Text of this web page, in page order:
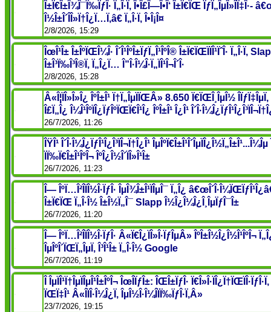
Î±Ï€Î±Î¾Î¯Ï‰ÏƒÎ· Ï„Î·Ï‚ Î•Î£Î—Î•Î‘ Î±Ï€ÏŒ ÏƒÏ„ÎµÎ»Î­Ï‡Î·-
Î½Î±Î´Î­Î»Ï†Î¿Ï…Ï‚â€ Ï„Î·Ï‚ Î•Î¡Î¤
2/8/2026, 15:29
ÎœÎ¹Î± Î±ÎºÏŒÎ¼Î· Î´Î¹ÎºÎ±ÏƒÏ„Î¹ÎºÎ® Î±Ï€ÏŒÏÏÎ¹ÏˆÎ· Ï„Î·Ï‚
Î±Î³Ï‰Î³Î®Ï‚ Ï„Î¿Ï… Î”Î·Î¼Î·Ï„ÏÎ¹Î¬Î´Î·
2/8/2026, 15:28
Â«Î¦ÏÎ»Î»Î¿ ÎºÎ±Î¹ Ï†Ï„ÎµÏÏŒÂ» 8.650 Ï€ÏŒÎ¸ÎµÎ½
Î£Ï„Î¿ Î¼Î¹ÎºÏÎ¿ÏƒÎºÏŒÏ€Î¹Î¿ ÎºÎ±Î¹ Î¿Î¹
26/7/2026, 11:26
ÎŸÎ¹ Î´Î·Î¼Î¿ÏƒÎ¹Î¿Î³ÏÎ¬Ï†Î¿Î¹
ÏÏ‰Ï€Î±Î¹ÎºÎ¬ ÎºÎ¿Î½Î´ÏÎ»Î¹Î±
26/7/2026, 11:23
Î— ÎºÏ…Î²Î­ÏÎ½Î·ÏƒÎ· ÎµÎ¾Î±Î¹ÏÎµÎ¯ Ï„Î¿
Î±Ï€ÏŒ Ï„Î·Î½ Î±Î½Ï„Î¯ Slapp Î½Î¿Î¼Î¿Î¸ÎµÏƒÎ¯Î±
26/7/2026, 11:20
Î— ÎºÏ…Î²Î­ÏÎ½Î·ÏƒÎ· Â«Ï€Î¿ÏÎ»Î·ÏƒÎµÂ» ÎºÎ±Î½Î¿Î½Î¹ÎºÎ¬
ÎµÎºÎ´ÏŒÏ„ÎµÏ‚ Î³Î¹Î± Ï„Î·Î½ Google
26/7/2026, 11:19
Î ÎµÏÎ¹Ï†ÎµÏÎµÎ¹Î±ÎºÎ¬ ÎœÎ­ÏƒÎ±: ÎŒÎ±ÏƒÎ· Ï€Î»Î·ÏÎ¿Ï†ÏŒÏÎ·ÏƒÎ·Ï‚
ÏŒÏ‡Î¹ Â«Î­ÏÎ·Î¼Î¿Ï‚ ÎµÎ½Î·Î¼Î­ÏÏ‰ÏƒÎ·Ï‚Â»
23/7/2026, 19:15